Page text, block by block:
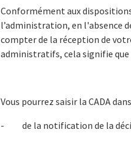
Conformément aux
l’administration, en l'absence
compter de la réception de
administratifs, cela signifie
Vous pourrez saisir la CADA
- de la notification de la